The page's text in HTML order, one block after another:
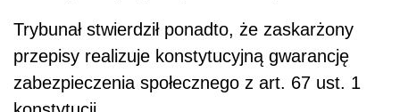
Trybunał stwierdził ponadto, że zaskarżony
przepisy realizuje konstytucyjną gwarancję
zabezpieczenia społecznego z art. 67 ust. 1